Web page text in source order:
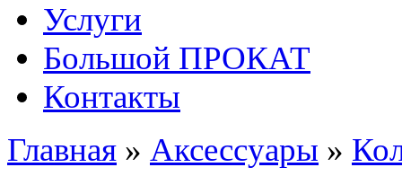
Услуги
Большой ПРОКАТ
Контакты
Главная » Аксессуары »